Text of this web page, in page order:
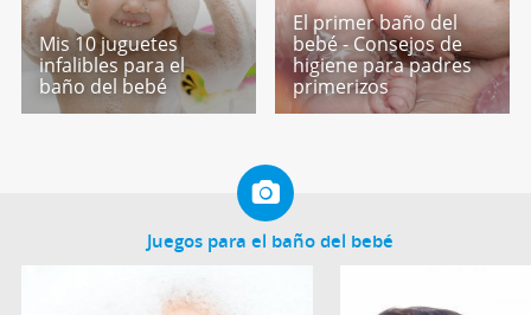
Mis 10 juguetes
infalibles para el
baño del bebé
El primer baño del
bebé - Consejos de
higiene para padres
primerizos
Juegos para el baño del bebé